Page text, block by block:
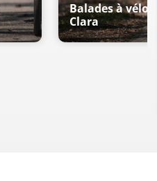
Balades à vélo
Clara